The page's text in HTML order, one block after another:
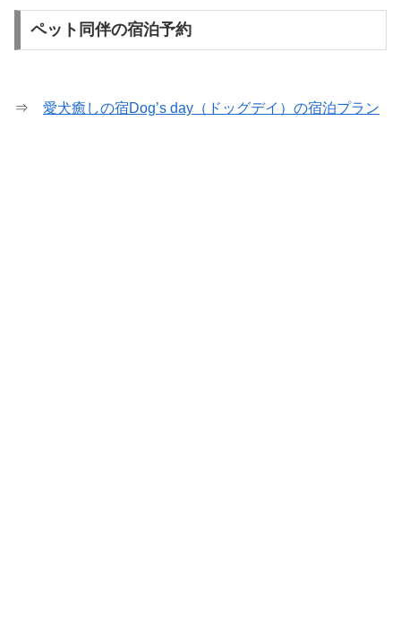
ペット同伴の宿泊予約
⇒ 愛犬癒しの宿Dog’s day（ドッグデイ）の宿泊プラン